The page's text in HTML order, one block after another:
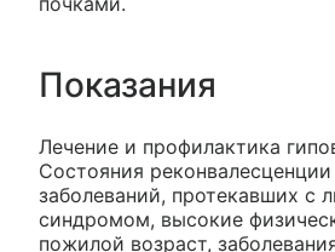
Показания
Лечение и профилактика
Состояния
заболеваний, протекавших с
синдромом, высокие
пожилой возраст,